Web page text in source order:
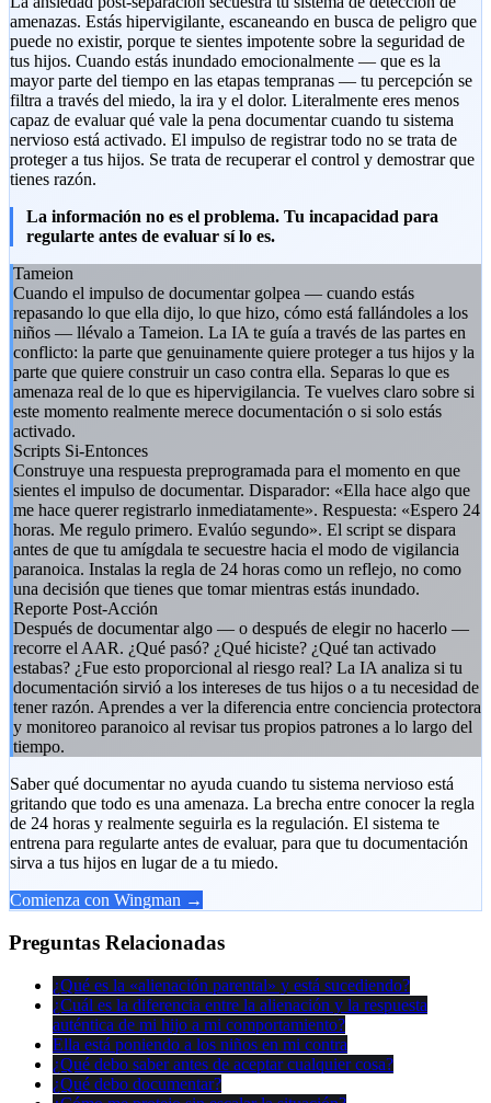
amenazas. Estás hipervigilante, escaneando en busca de peligro que
puede no existir, porque te sientes impotente sobre la seguridad de
tus hijos. Cuando estás inundado emocionalmente — que es la
mayor parte del tiempo en las etapas tempranas — tu percepción se
filtra a través del miedo, la ira y el dolor. Literalmente eres menos
capaz de evaluar qué vale la pena documentar cuando tu sistema
nervioso está activado. El impulso de registrar todo no se trata de
proteger a tus hijos. Se trata de recuperar el control y demostrar que
tienes razón.
La información no es el problema. Tu incapacidad para
regularte antes de evaluar sí lo es.
Tameion
Cuando el impulso de documentar golpea — cuando estás
repasando lo que ella dijo, lo que hizo, cómo está fallándoles a los
niños — llévalo a Tameion. La IA te guía a través de las partes en
conflicto: la parte que genuinamente quiere proteger a tus hijos y la
parte que quiere construir un caso contra ella. Separas lo que es
amenaza real de lo que es hipervigilancia. Te vuelves claro sobre si
este momento realmente merece documentación o si solo estás
activado.
Scripts Si-Entonces
Construye una respuesta preprogramada para el momento en que
sientes el impulso de documentar. Disparador: «Ella hace algo que
me hace querer registrarlo inmediatamente». Respuesta: «Espero 24
horas. Me regulo primero. Evalúo segundo». El script se dispara
antes de que tu amígdala te secuestre hacia el modo de vigilancia
paranoica. Instalas la regla de 24 horas como un reflejo, no como
una decisión que tienes que tomar mientras estás inundado.
Reporte Post-Acción
Después de documentar algo — o después de elegir no hacerlo —
recorre el AAR. ¿Qué pasó? ¿Qué hiciste? ¿Qué tan activado
estabas? ¿Fue esto proporcional al riesgo real? La IA analiza si tu
documentación sirvió a los intereses de tus hijos o a tu necesidad de
tener razón. Aprendes a ver la diferencia entre conciencia protectora
y monitoreo paranoico al revisar tus propios patrones a lo largo del
tiempo.
Saber qué documentar no ayuda cuando tu sistema nervioso está
gritando que todo es una amenaza. La brecha entre conocer la regla
de 24 horas y realmente seguirla es la regulación. El sistema te
entrena para regularte antes de evaluar, para que tu documentación
sirva a tus hijos en lugar de a tu miedo.
Comienza con Wingman →
Preguntas Relacionadas
¿Qué es la «alienación parental» y está sucediendo?
¿Cuál es la diferencia entre la alienación y la respuesta
auténtica de mi hijo a mi comportamiento?
Ella está poniendo a los niños en mi contra
¿Qué debo saber antes de aceptar cualquier cosa?
¿Qué debo documentar?